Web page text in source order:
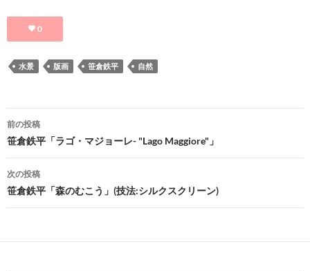
0
水景 版画 笹倉鉄平 自然
投
稿
ナ
ビ
ゲ
ー
前の投稿
笹倉鉄平「ラゴ・マジョーレ- "Lago Maggiore"」
次の投稿
笹倉鉄平「森のむこう」(技法:シルクスクリーン)